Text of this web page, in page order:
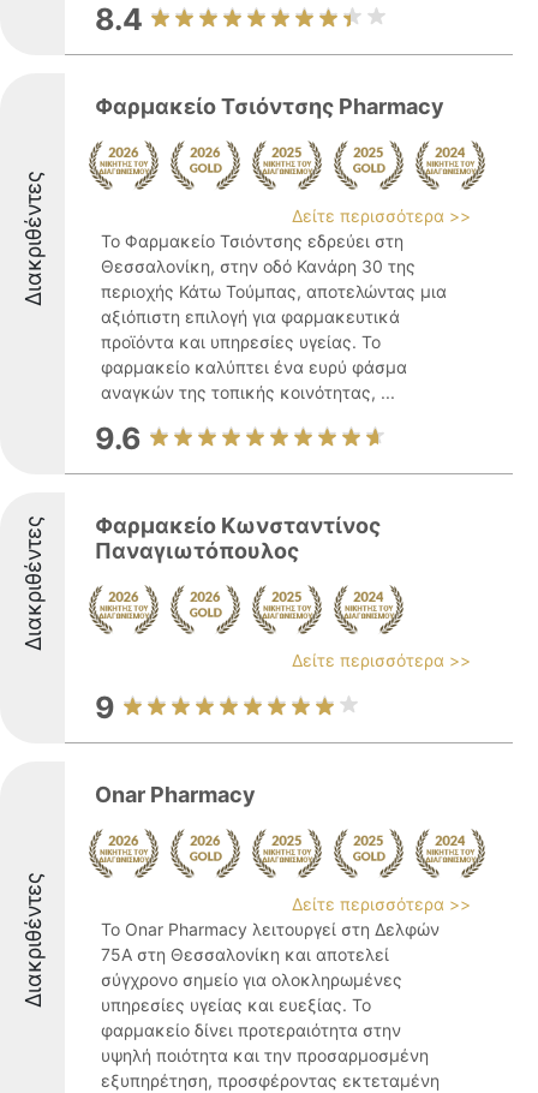
8.4
Διακριθέντες
Φαρμακείο Τσιόντσης Pharmacy
Δείτε περισσότερα >>
Το Φαρμακείο Τσιόντσης εδρεύει στη
Θεσσαλονίκη, στην οδό Κανάρη 30 της
περιοχής Κάτω Τούμπας, αποτελώντας μια
αξιόπιστη επιλογή για φαρμακευτικά
προϊόντα και υπηρεσίες υγείας. Το
φαρμακείο καλύπτει ένα ευρύ φάσμα
αναγκών της τοπικής κοινότητας, ...
9.6
Διακριθέντες
Φαρμακείο Κωνσταντίνος
Παναγιωτόπουλος
Δείτε περισσότερα >>
9
Διακριθέντες
Onar Pharmacy
Δείτε περισσότερα >>
Το Onar Pharmacy λειτουργεί στη Δελφών
75Α στη Θεσσαλονίκη και αποτελεί
σύγχρονο σημείο για ολοκληρωμένες
υπηρεσίες υγείας και ευεξίας. Το
φαρμακείο δίνει προτεραιότητα στην
υψηλή ποιότητα και την προσαρμοσμένη
εξυπηρέτηση, προσφέροντας εκτεταμένη